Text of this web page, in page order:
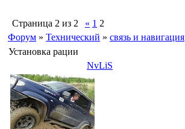
Страница 2 из 2 « 1 2
Форум » Технический » связь и навигация
Установка рации
NvLiS